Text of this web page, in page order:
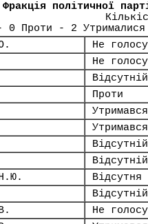
Фракція політичної
0 Проти - 2
Не
Не
Відсутній
Проти
Утримався
Утримався
Відсутній
Відсутній
Відсутня
Відсутній
Не